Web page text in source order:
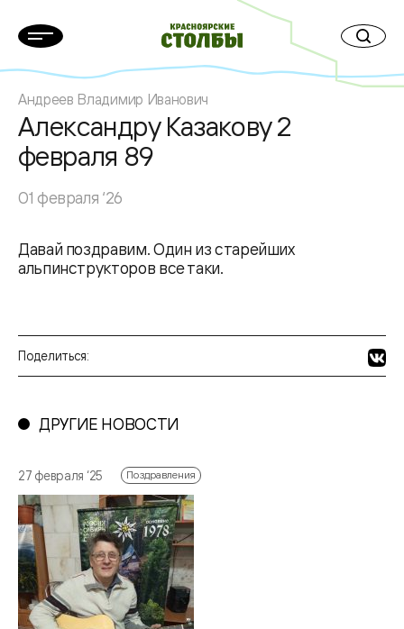
Андреев Владимир Иванович
Александру Казакову 2
февраля 89
01 февраля ‘26
Давай поздравим. Один из старейших
альпинструкторов все таки.
Поделиться:
ДРУГИЕ НОВОСТИ
27 февраля ‘25 Поздравления